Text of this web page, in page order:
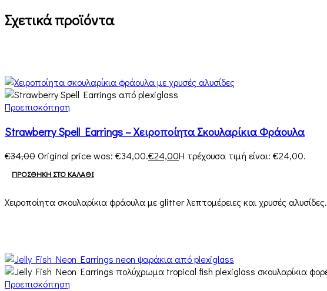
Σχετικά προϊόντα
Προεπισκόπηση
Strawberry Spell Earrings – Χειροποίητα Σκουλαρίκια Φράουλα
€34,00Original price was: €34,00.€24,00Η τρέχουσα τιμή είναι: €24,00.
ΠΡΟΣΘΉΚΗ ΣΤΟ ΚΑΛΆΘΙ
Χειροποίητα σκουλαρίκια φράουλα με glitter λεπτομέρειες και χρυσές αλυσίδες.
Προεπισκόπηση